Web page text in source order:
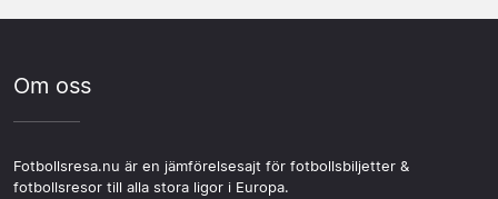
Om oss
Fotbollsresa.nu är en jämförelsesajt för fotbollsbiljetter &
fotbollsresor till alla stora ligor i Europa.